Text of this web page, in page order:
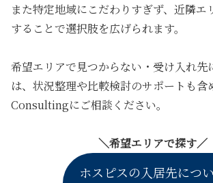
また特定地域にこだわりすぎず、近隣エ
することで選択肢を広げられます。
希望エリアで見つからない・受け入れ先
は、状況整理や比較検討のサポートも含
Consultingにご相談ください。
＼希望エリアで探す／
ホスピスの入居先につ